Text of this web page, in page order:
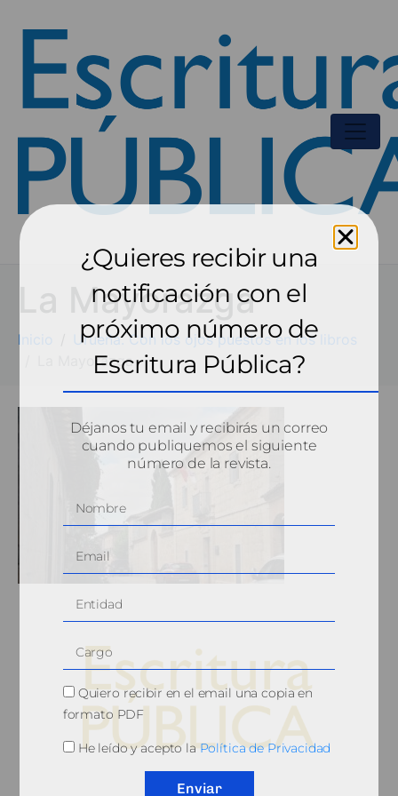
La Mayorazga
Inicio
Urueña. Con los ojos puestos en los libros
La Mayorazga
© 2010, Consejo General del Notariado
¿Quieres recibir una
notificación con el
próximo número de
Escritura Pública?
Déjanos tu email y recibirás un correo
cuando publiquemos el siguiente
número de la revista.
Quiero recibir en el email una copia en
formato PDF
He leído y acepto laPolítica de Privacidad
Enviar